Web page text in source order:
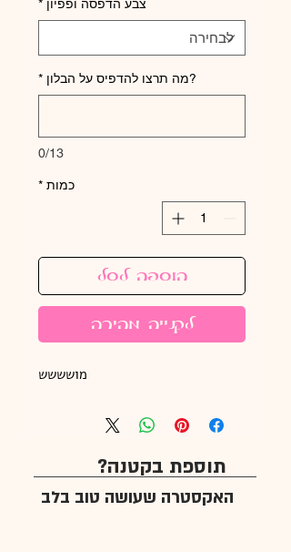
צבע הדפסה ופפיון *
?מה תרצו להדפיס על הבלון *
0/13
כמות *
הוספה לסל
לקנייה מהירה
מושששש
תוספת בקטנה?
האקסטרה שעושה טוב בלב